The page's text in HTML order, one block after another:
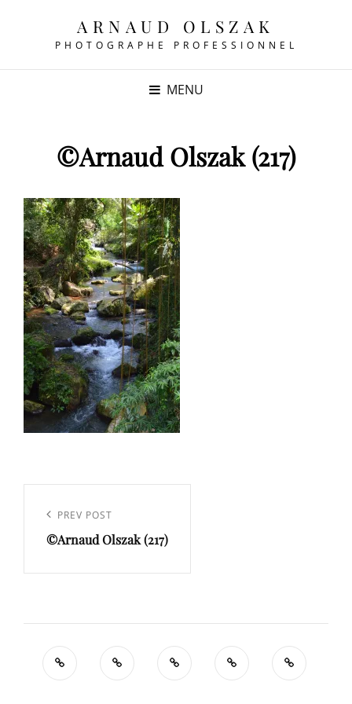
ARNAUD OLSZAK
PHOTOGRAPHE PROFESSIONNEL
MENU
©Arnaud Olszak (217)
l’article
Previous
Post
PREV POST
©Arnaud Olszak (217)